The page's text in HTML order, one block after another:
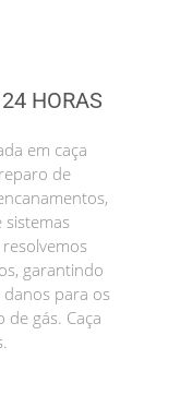
HORAS
em caça
de
sistemas
garantindo
para os
de gás. Caça